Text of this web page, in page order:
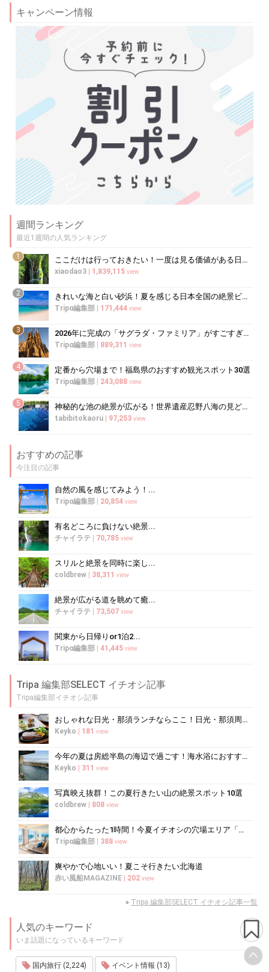
キャンペーン情報
週間ランキング
最近1週間の人気ランキング
1 ここだけは行っておきたい！一度は見る価値がある日本の絶景20選
xiaodao3 1,839,115 view
2 きれいな海と白い砂浜！夏を感じる日本全国の絶景ビーチ20選
Tripα編集部 171,444 view
3 2026年に完成の「サグラダ・ファミリア」がすごすぎる！驚異的な工期短縮はなぜ？
Tripα編集部 889,311 view
4 定番から穴場まで！福島県のおすすめ観光スポット30選
Tripα編集部 243,088 view
5 神秘的な池の絶景が広がる！世界遺産忍野八海の見どころと楽しみ方
tabibitokaoru 97,253 view
おすすめの記事
今注目の記事
自然の風を感じてみよう！...
Tripα編集部 20,854 view
有名どころに負けない絶景...
チャイラテ 70,785 view
スリルと絶景を同時に楽し...
coldbrew 38,311 view
絶景が広がる道を眺めて癒...
チャイラテ 73,507 view
関東から日帰りor1泊2...
Tripα編集部 41,445 view
Tripa 編集部SELECT イチオシ記事
Tripa編集部イチオシ記事
おしゃれな日光・那須ランチならここ！日光・那須周辺のおすすめレストラン10選
Keyko 181 view
今年の夏は房総半島の海辺で過ごす！海水浴におすすめの宿10選
Keyko 311 view
写真映え抜群！この夏行きたい山の絶景スポット10選
coldbrew 808 view
都心からたった1時間！今夏イチオシの穴場エリア「三浦半島」
Tripα編集部 388 view
爽やかで心地いい！夏こそ行きたい北海道
赤い風船MAGAZINE 202 view
» Tripa 編集部SELECT イチオシ記事一覧
人気のキーワード
いま話題になっているキーワード
国内旅行 (2,224) イベント情報 (13)